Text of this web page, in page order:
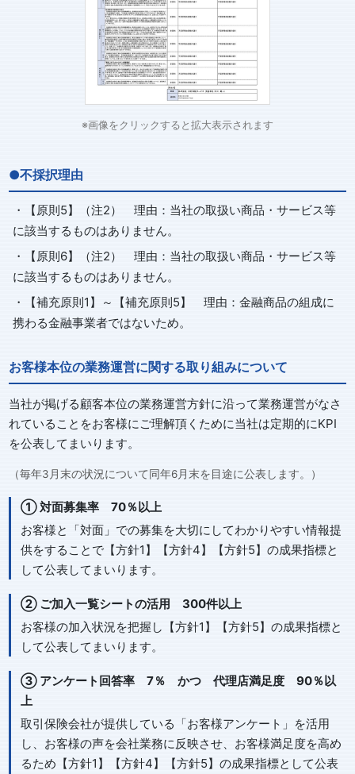
※画像をクリックすると拡大表示されます
●不採択理由
・【原則5】（注2） 理由：当社の取扱い商品・サービス等
に該当するものはありません。
・【原則6】（注2） 理由：当社の取扱い商品・サービス等
に該当するものはありません。
・【補充原則1】～【補充原則5】 理由：金融商品の組成に
携わる金融事業者ではないため。
お客様本位の業務運営に関する取り組みについて
当社が掲げる顧客本位の業務運営方針に沿って業務運営がなさ
れていることをお客様にご理解頂くために当社は定期的にKPI
を公表してまいります。
（毎年3月末の状況について同年6月末を目途に公表します。）
① 対面募集率 70％以上
お客様と「対面」での募集を大切にしてわかりやすい情報提
供をすることで【方針1】【方針4】【方針5】の成果指標と
して公表してまいります。
② ご加入一覧シートの活用 300件以上
お客様の加入状況を把握し【方針1】【方針5】の成果指標と
して公表してまいります。
③ アンケート回答率 7％ かつ 代理店満足度 90％以
上
取引保険会社が提供している「お客様アンケート」を活用
し、お客様の声を会社業務に反映させ、お客様満足度を高め
るため【方針1】【方針4】【方針5】の成果指標として公表